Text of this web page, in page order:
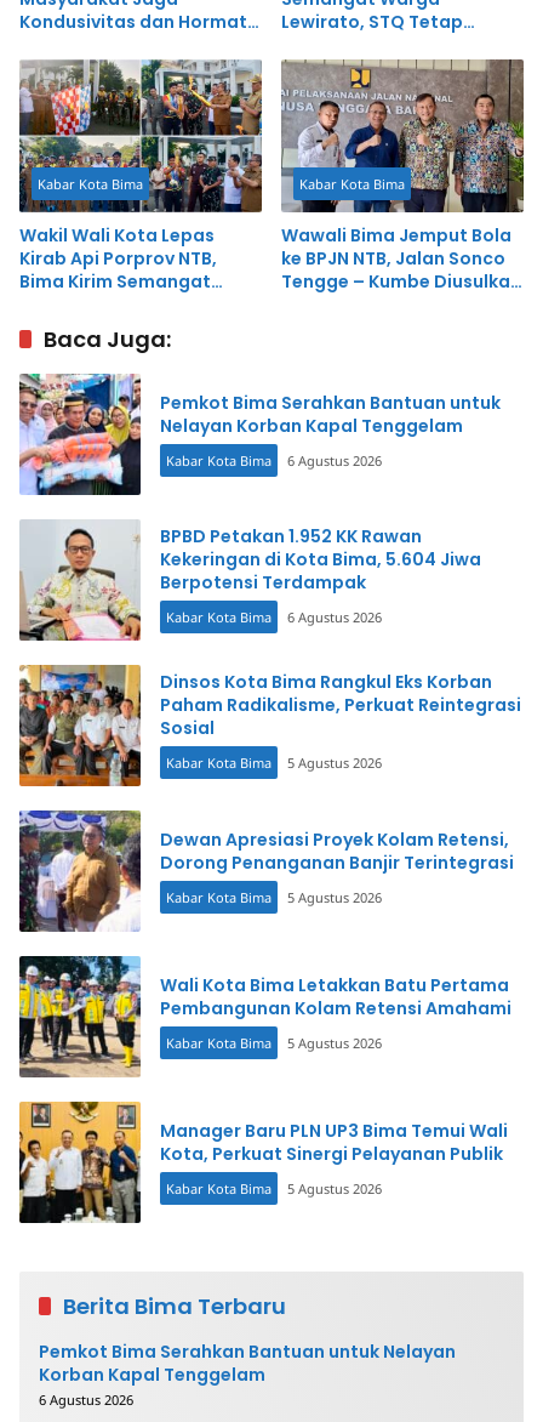
Kondusivitas dan Hormati
Lewirato, STQ Tetap
Sederhana
Kabar Kota Bima
Wakil Wali Kota Lepas
Kirab Api Porprov NTB,
Bima Kirim Semangat
Kabar Kota Bima
Wawali Bima Jemput Bola
ke BPJN NTB, Jalan Sonco
Tengge – Kumbe Diusulkan
Baca Juga:
Pemkot Bima Serahkan Bantuan untuk
Nelayan Korban Kapal Tenggelam
Kabar Kota Bima 6 Agustus 2026
BPBD Petakan 1.952 KK Rawan
Kekeringan di Kota Bima, 5.604 Jiwa
Berpotensi Terdampak
Kabar Kota Bima 6 Agustus 2026
Dinsos Kota Bima Rangkul Eks Korban
Paham Radikalisme, Perkuat Reintegrasi
Sosial
Kabar Kota Bima 5 Agustus 2026
Dewan Apresiasi Proyek Kolam Retensi,
Dorong Penanganan Banjir Terintegrasi
Kabar Kota Bima 5 Agustus 2026
Wali Kota Bima Letakkan Batu Pertama
Pembangunan Kolam Retensi Amahami
Kabar Kota Bima 5 Agustus 2026
Manager Baru PLN UP3 Bima Temui Wali
Kota, Perkuat Sinergi Pelayanan Publik
Kabar Kota Bima 5 Agustus 2026
Berita Bima Terbaru
Pemkot Bima Serahkan Bantuan untuk Nelayan
Korban Kapal Tenggelam
6 Agustus 2026